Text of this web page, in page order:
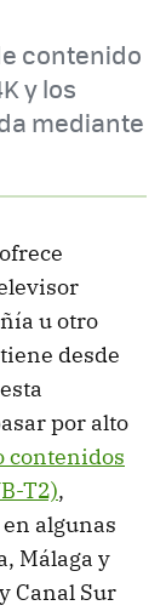
contenido
y los
mediante
u otro
desde
por alto
contenidos
T2),
algunas
Málaga y
Canal Sur